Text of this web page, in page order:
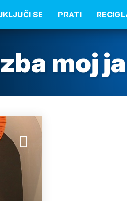
SE PRATI
moj